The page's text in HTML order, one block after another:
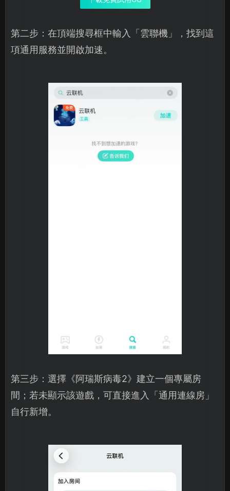
第二步：在頂端搜尋框中輸入「雲聯機」，找到這
項通用服務並開啟加速。
第三步：選擇《阿瑞斯病毒2》建立一個專屬房
間；若未顯示該遊戲，可直接進入「通用連線房」
自行新增。